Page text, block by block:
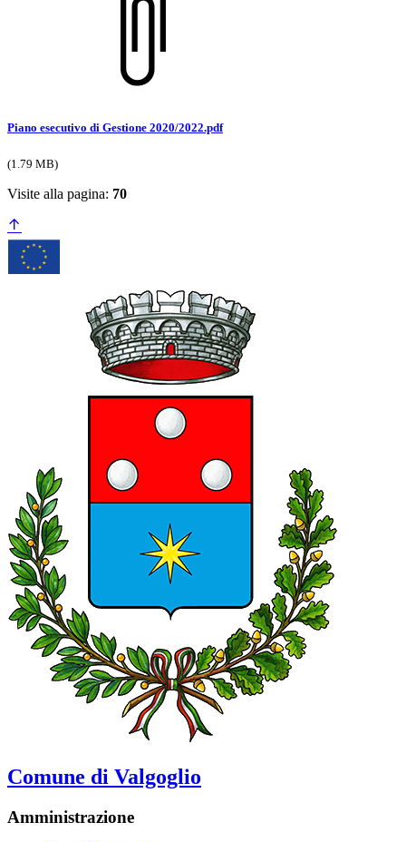
Piano esecutivo di Gestione 2020/2022.pdf
(1.79 MB)
Visite alla pagina: 70
Comune di Valgoglio
Amministrazione